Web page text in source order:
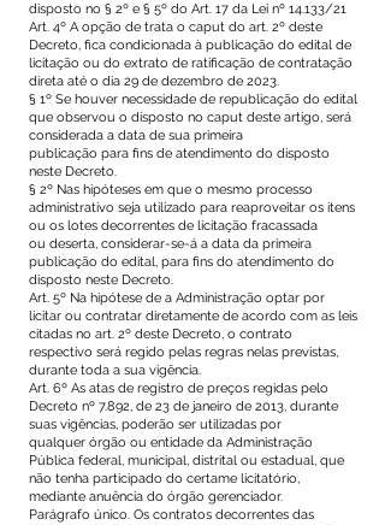
disposto no § 2º e § 5º do Art. 17 da Lei nº 14.133/21
Art. 4º A opção de trata o caput do art. 2º deste
Decreto, fica condicionada à publicação do edital de
licitação ou do extrato de ratificação de contratação
direta até o dia 29 de dezembro de 2023.
§ 1º Se houver necessidade de republicação do edital
que observou o disposto no caput deste artigo, será
considerada a data de sua primeira
publicação para fins de atendimento do disposto
neste Decreto.
§ 2º Nas hipóteses em que o mesmo processo
administrativo seja utilizado para reaproveitar os itens
ou os lotes decorrentes de licitação fracassada
ou deserta, considerar-se-á a data da primeira
publicação do edital, para fins do atendimento do
disposto neste Decreto.
Art. 5º Na hipótese de a Administração optar por
licitar ou contratar diretamente de acordo com as leis
citadas no art. 2º deste Decreto, o contrato
respectivo será regido pelas regras nelas previstas,
durante toda a sua vigência.
Art. 6º As atas de registro de preços regidas pelo
Decreto nº 7.892, de 23 de janeiro de 2013, durante
suas vigências, poderão ser utilizadas por
qualquer órgão ou entidade da Administração
Pública federal, municipal, distrital ou estadual, que
não tenha participado do certame licitatório,
mediante anuência do órgão gerenciador.
Parágrafo único. Os contratos decorrentes das